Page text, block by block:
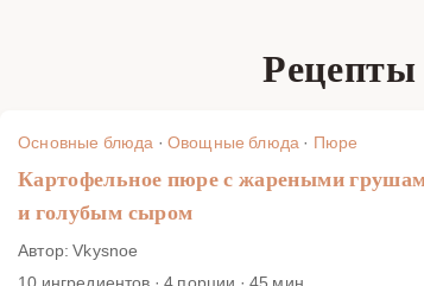
Основные блюда · Овощные блюда · Пюре
Картофельное пюре с жареными
и голубым сыром
Автор: Vkysnoe
10 ингредиентов · 4 порции · 45 мин